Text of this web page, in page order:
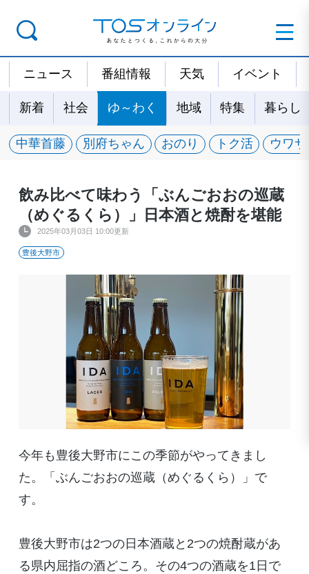
ニュース 番組情報 天気 イベント
新着 社会 ゆ～わく 地域 特集 暮らし
中華首藤 別府ちゃん おのり トク活 ウワ
飲み比べて味わう「ぶんごおおの巡蔵
（めぐるくら）」日本酒と焼酎を堪能
2025年03月03日 10:00更新
豊後大野市
今年も豊後大野市にこの季節がやってきまし
た。「ぶんごおおの巡蔵（めぐるくら）」で
す。
豊後大野市は2つの日本酒蔵と 2つの焼酎蔵があ
る県内屈指の酒どころ。その4つの酒蔵を1日で